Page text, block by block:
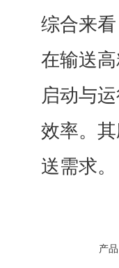
综合来
在输送
启动与
效率。
送需求。
产